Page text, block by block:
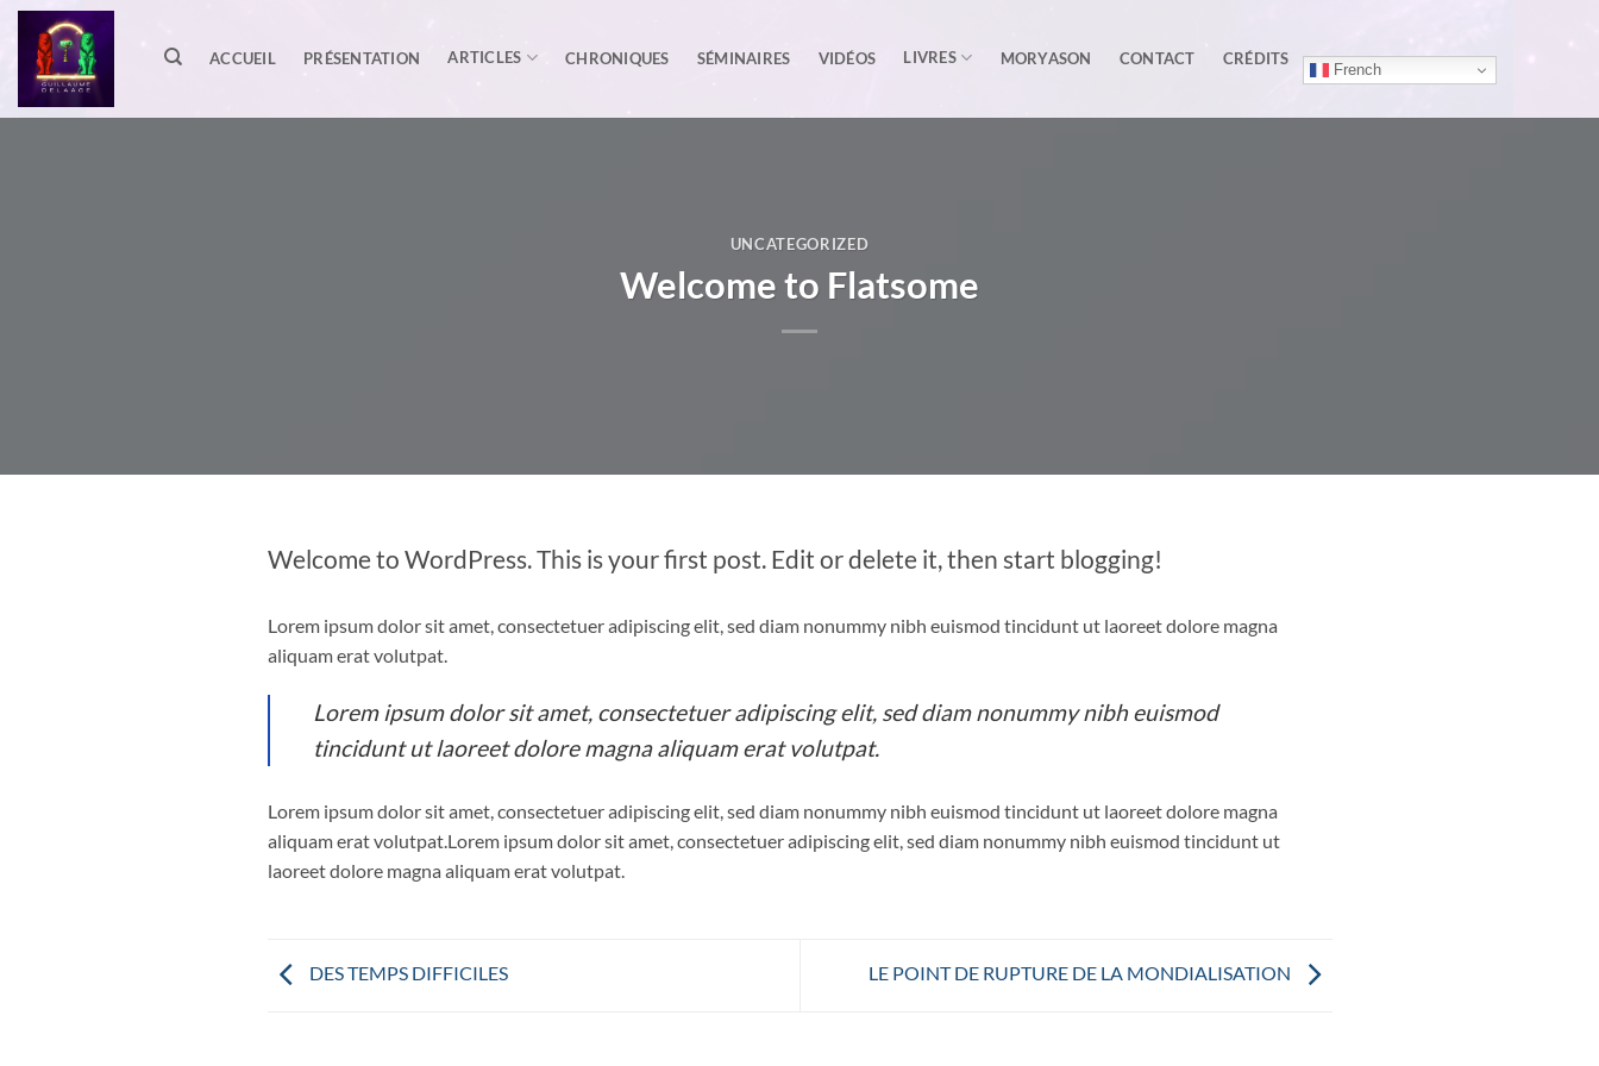
Passer
contenu
ACCUEIL PRÉSENTATION ARTICLES CHRONIQUES SÉMINAIRES VIDÉOS LIVRES MORYASON CONTACT CRÉDITS
French
UNCATEGORIZED
Welcome to Flatsome
Welcome to WordPress. This is your first post. Edit or delete it, then start blogging!
Lorem ipsum dolor sit amet, consectetuer adipiscing elit, sed diam nonummy nibh euismod tincidunt ut laoreet dolore magna
aliquam erat volutpat.
Lorem ipsum dolor sit amet, consectetuer adipiscing elit, sed diam nonummy nibh euismod
tincidunt ut laoreet dolore magna aliquam erat volutpat.
Lorem ipsum dolor sit amet, consectetuer adipiscing elit, sed diam nonummy nibh euismod tincidunt ut laoreet dolore magna
aliquam erat volutpat.Lorem ipsum dolor sit amet, consectetuer adipiscing elit, sed diam nonummy nibh euismod tincidunt ut
laoreet dolore magna aliquam erat volutpat.
DES TEMPS DIFFICILES LE POINT DE RUPTURE DE LA MONDIALISATION